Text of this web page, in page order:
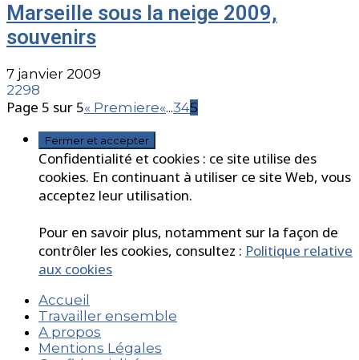
Marseille sous la neige 2009,
souvenirs
7 janvier 2009
2298
Page 5 sur 5« Premiere«...345
Confidentialité et cookies : ce site utilise des
cookies. En continuant à utiliser ce site Web, vous
acceptez leur utilisation.
Pour en savoir plus, notamment sur la façon de
contrôler les cookies, consultez : Politique relative
aux cookies
Accueil
Travailler ensemble
A propos
Mentions Légales